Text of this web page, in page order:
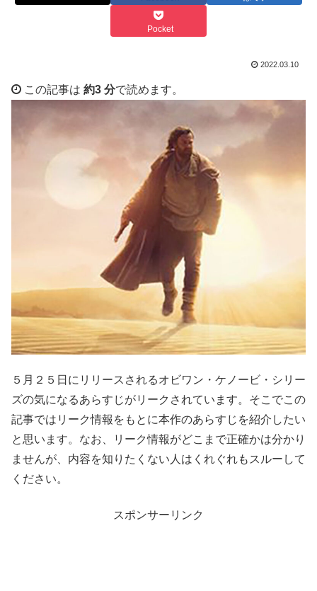
Pocket
2022.03.10
この記事は 約3 分で読めます。
５月２５日にリリースされるオビワン・ケノービ・シリー
ズの気になるあらすじがリークされています。そこでこの
記事ではリーク情報をもとに本作のあらすじを紹介したい
と思います。なお、リーク情報がどこまで正確かは分かり
ませんが、内容を知りたくない人はくれぐれもスルーして
ください。
スポンサーリンク